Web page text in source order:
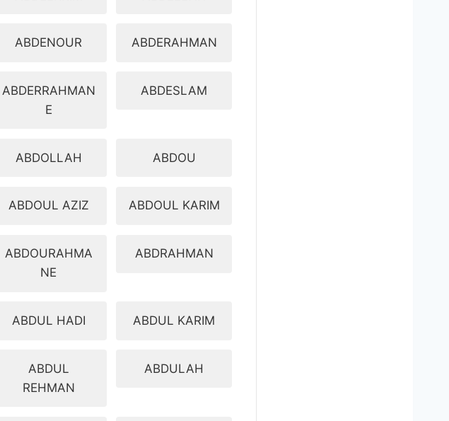
ABDENOUR ABDERAHMAN
ABDERRAHMAN
E
ABDESLAM
ABDOLLAH ABDOU
ABDOUL AZIZ ABDOUL KARIM
ABDOURAHMA
NE
ABDRAHMAN
ABDUL HADI ABDUL KARIM
ABDUL
REHMAN
ABDULAH